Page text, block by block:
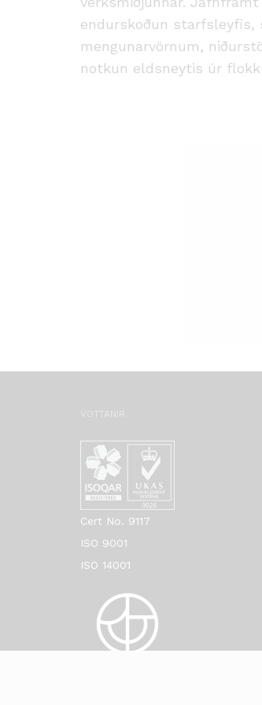
endurskoðun starfsleyfis,
mengunarvörnum,
notkun eldsneytis úr
VOTTANIR
Cert No. 9117
ISO 9001
ISO 14001